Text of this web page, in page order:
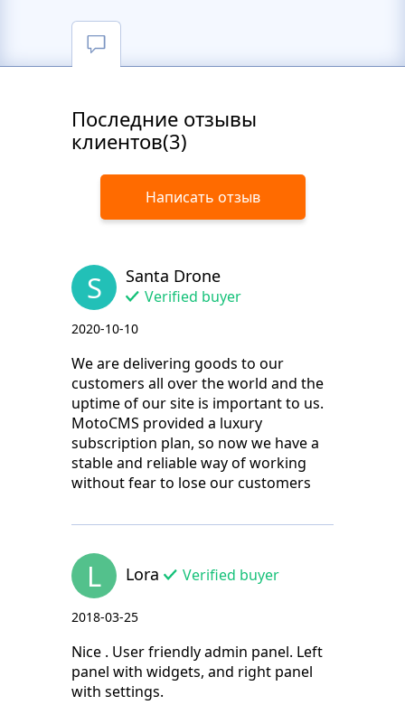
Последние отзывы
клиентов(3)
Написать отзыв
S Santa Drone
Verified buyer
2020-10-10
We are delivering goods to our
customers all over the world and the
uptime of our site is important to us.
MotoCMS provided a luxury
subscription plan, so now we have a
stable and reliable way of working
without fear to lose our customers
L Lora Verified buyer
2018-03-25
Nice . User friendly admin panel. Left
panel with widgets, and right panel
with settings.